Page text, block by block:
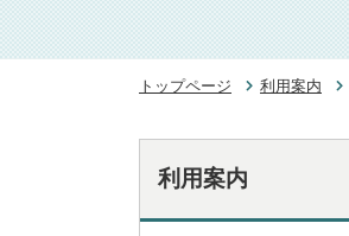
トップページ 利用案内
利用案内